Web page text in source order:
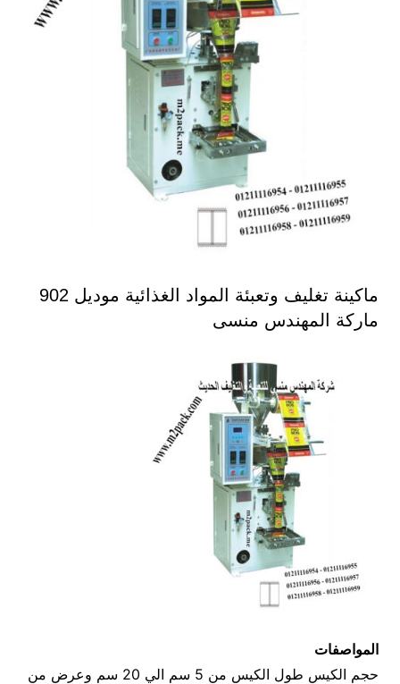
ماكينة تغليف وتعبئة المواد الغذائية موديل 902
ماركة المهندس منسى
المواصفات
حجم الكيس طول الكيس من 5 سم الي 20 سم وعرض من